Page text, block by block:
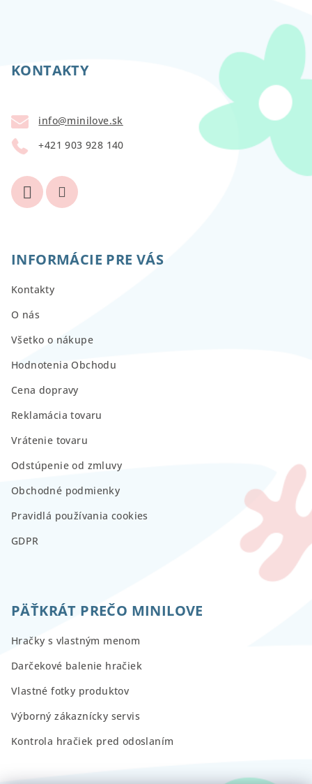
KONTAKTY
info@minilove.sk
+421 903 928 140
INFORMÁCIE PRE VÁS
Kontakty
O nás
Všetko o nákupe
Hodnotenia Obchodu
Cena dopravy
Reklamácia tovaru
Vrátenie tovaru
Odstúpenie od zmluvy
Obchodné podmienky
Pravidlá používania cookies
GDPR
PÄŤKRÁT PREČO MINILOVE
Hračky s vlastným menom
Darčekové balenie hračiek
Vlastné fotky produktov
Výborný zákaznícky servis
Kontrola hračiek pred odoslaním